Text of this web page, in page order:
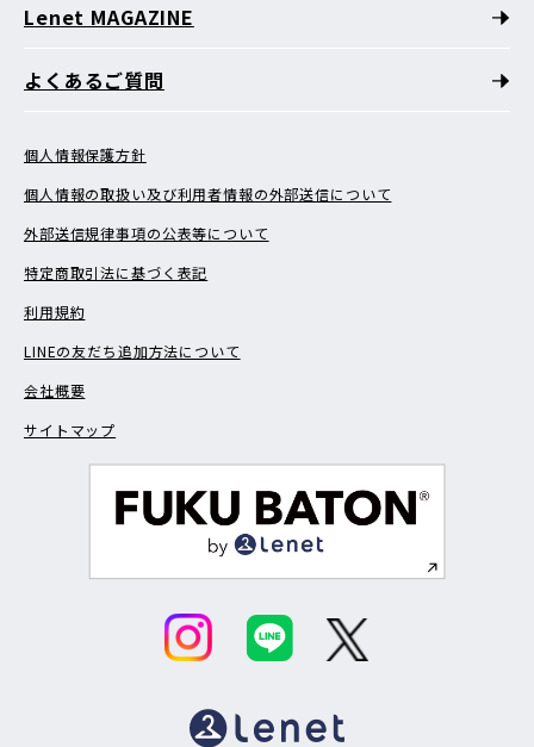
Lenet MAGAZINE
よくあるご質問
個人情報保護方針
個人情報の取扱い及び利用者情報の外部送信について
外部送信規律事項の公表等について
特定商取引法に基づく表記
利用規約
LINEの友だち追加方法について
会社概要
サイトマップ